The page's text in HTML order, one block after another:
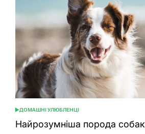
ОПУБЛІКУВАТИ
У
ДОМАШНІ УЛЮБЛЕНЦІ
Найрозумніша порода собак